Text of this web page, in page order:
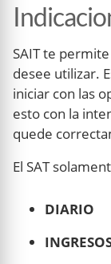
SAIT te
desee utilizar.
iniciar con las
esto con la
quede
El SAT
DIARIO